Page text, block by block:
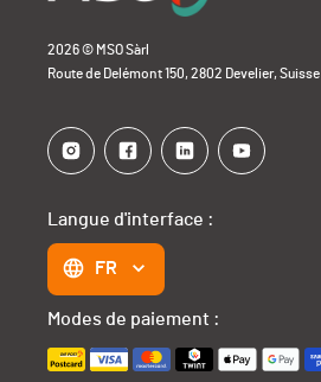
2026 © MSO Sàrl
Route de Delémont 150, 2802 Develier, Suisse
Langue d'interface :
FR
Modes de paiement :